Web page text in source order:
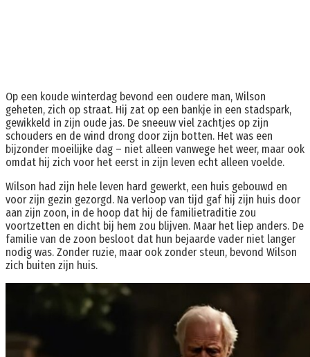
Op een koude winterdag bevond een oudere man, Wilson
geheten, zich op straat. Hij zat op een bankje in een stadspark,
gewikkeld in zijn oude jas. De sneeuw viel zachtjes op zijn
schouders en de wind drong door zijn botten. Het was een
bijzonder moeilijke dag – niet alleen vanwege het weer, maar ook
omdat hij zich voor het eerst in zijn leven echt alleen voelde.
Wilson had zijn hele leven hard gewerkt, een huis gebouwd en
voor zijn gezin gezorgd. Na verloop van tijd gaf hij zijn huis door
aan zijn zoon, in de hoop dat hij de familietraditie zou
voortzetten en dicht bij hem zou blijven. Maar het liep anders. De
familie van de zoon besloot dat hun bejaarde vader niet langer
nodig was. Zonder ruzie, maar ook zonder steun, bevond Wilson
zich buiten zijn huis.